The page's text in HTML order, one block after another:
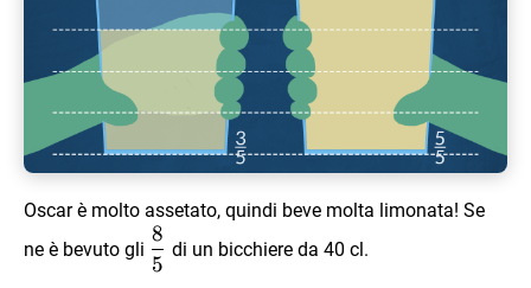
Oscar è molto assetato, quindi beve molta limonata! Se
ne è bevuto gli \dfrac
85
5
8
di un bicchiere da 40 cl.